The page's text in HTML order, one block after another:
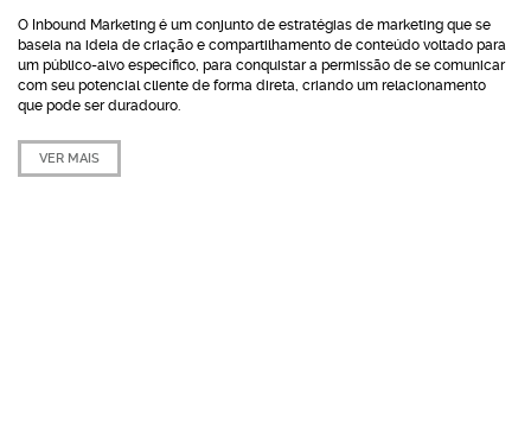
O Inbound Marketing é um conjunto de estratégias de marketing que se
baseia na ideia de criação e compartilhamento de conteúdo voltado para
um público-alvo específico, para conquistar a permissão de se comunicar
com seu potencial cliente de forma direta, criando um relacionamento
que pode ser duradouro.
VER MAIS